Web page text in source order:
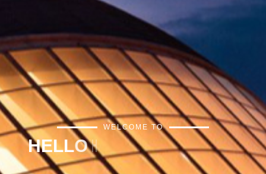
WELCOME TO
HELLOH O ME VALENCIA